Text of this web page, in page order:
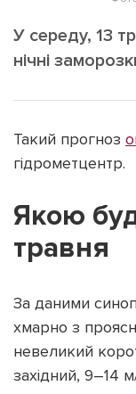
Лонгріди
[email
Наші соц мережі
У середу, 13
нічні
Такий прогноз
гідрометцентр.
Якою
травня
За даними
хмарно з
невеликий
західний, 9–14